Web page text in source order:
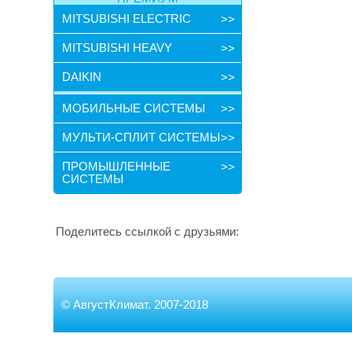
MITSUBISHI ELECTRIC
>>
MITSUBISHI HEAVY >>
DAIKIN >>
МОБИЛЬНЫЕ СИСТЕМЫ >>
МУЛЬТИ-СПЛИТ СИСТЕМЫ >>
ПРОМЫШЛЕННЫЕ
СИСТЕМЫ
>>
Поделитесь ссылкой с друзьями:
© АвгустКлимат. 2007-2018